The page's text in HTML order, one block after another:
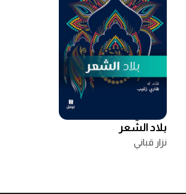
بلاد الشّعر
نزار قباني